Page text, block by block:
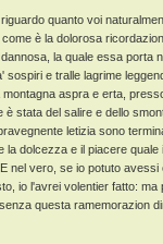
quanto voi
è la dolorosa
la quale essa porta
e tralle lagrime
aspra e erta,
stata del salire e dello
letizia sono
dolcezza e il piacere
E nel vero, se io potuto
io l'avrei volentier fatto:
questa ramemorazion